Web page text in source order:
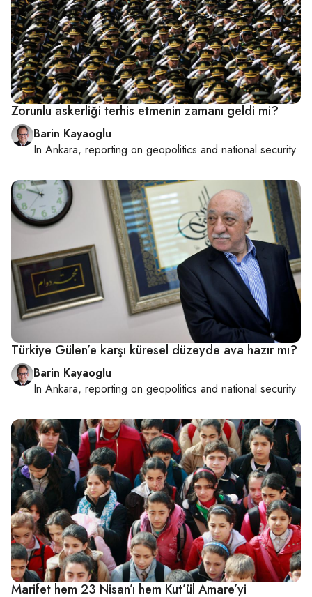
Zorunlu askerliği terhis etmenin zamanı geldi mi?
Barin Kayaoglu
In Ankara, reporting on geopolitics and national security
Türkiye Gülen’e karşı küresel düzeyde ava hazır mı?
Barin Kayaoglu
In Ankara, reporting on geopolitics and national security
Marifet hem 23 Nisan’ı hem Kut’ül Amare’yi